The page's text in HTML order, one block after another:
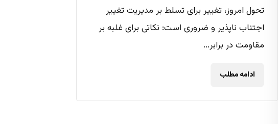
تحول امروز، تغییر برای تسلط بر مدیریت تغییر
اجتناب ناپذیر و ضروری است: نکاتی برای غلبه بر
مقاومت در برابر...
ادامه مطلب